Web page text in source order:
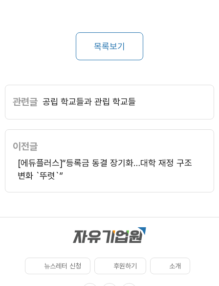
목록보기
관련글 공립 학교들과 관립 학교들
이전글
[에듀플러스]“등록금 동결 장기화…대학 재정 구조
변화 `뚜렷`”
뉴스레터 신청 후원하기 소개